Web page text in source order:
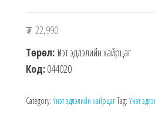
₮ 22,990
Төрөл: Үнэт эдлэлийн хайрцаг
Код:044020
Category: Үнэт эдлэлийн хайрцагTag: Үнэт